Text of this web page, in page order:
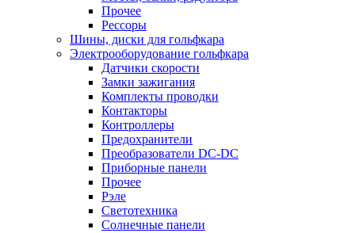
Прочее
Рессоры
Шины, диски для гольфкара
Электрооборудование гольфкара
Датчики скорости
Замки зажигания
Комплекты проводки
Контакторы
Контроллеры
Предохранители
Преобразователи DC-DC
Приборные панели
Прочее
Рэле
Светотехника
Солнечные панели